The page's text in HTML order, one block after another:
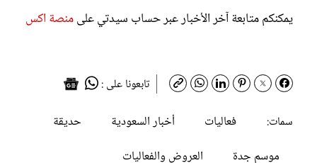
يمكنكم متابعة آخر الأخبار عبر حساب سيدتي علىمنصة اكس
تابعونا على :
سمات:
فعاليات أخبار السعودية
حديقة
موسم جدة
العروض والفعاليات